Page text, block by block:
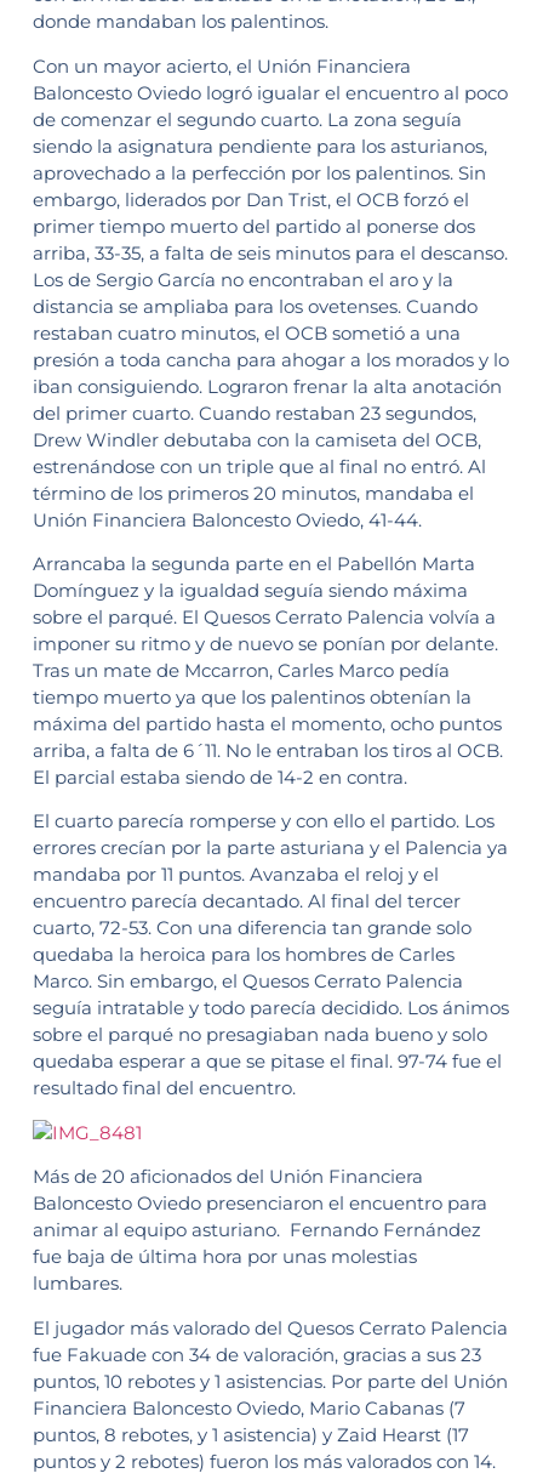
donde mandaban los palentinos.
Con un mayor acierto, el Unión Financiera
Baloncesto Oviedo logró igualar el encuentro al poco
de comenzar el segundo cuarto. La zona seguía
siendo la asignatura pendiente para los asturianos,
aprovechado a la perfección por los palentinos. Sin
embargo, liderados por Dan Trist, el OCB forzó el
primer tiempo muerto del partido al ponerse dos
arriba, 33-35, a falta de seis minutos para el descanso.
Los de Sergio García no encontraban el aro y la
distancia se ampliaba para los ovetenses. Cuando
restaban cuatro minutos, el OCB sometió a una
presión a toda cancha para ahogar a los morados y lo
iban consiguiendo. Lograron frenar la alta anotación
del primer cuarto. Cuando restaban 23 segundos,
Drew Windler debutaba con la camiseta del OCB,
estrenándose con un triple que al final no entró. Al
término de los primeros 20 minutos, mandaba el
Unión Financiera Baloncesto Oviedo, 41-44.
Arrancaba la segunda parte en el Pabellón Marta
Domínguez y la igualdad seguía siendo máxima
sobre el parqué. El Quesos Cerrato Palencia volvía a
imponer su ritmo y de nuevo se ponían por delante.
Tras un mate de Mccarron, Carles Marco pedía
tiempo muerto ya que los palentinos obtenían la
máxima del partido hasta el momento, ocho puntos
arriba, a falta de 6´11. No le entraban los tiros al OCB.
El parcial estaba siendo de 14-2 en contra.
El cuarto parecía romperse y con ello el partido. Los
errores crecían por la parte asturiana y el Palencia ya
mandaba por 11 puntos. Avanzaba el reloj y el
encuentro parecía decantado. Al final del tercer
cuarto, 72-53. Con una diferencia tan grande solo
quedaba la heroica para los hombres de Carles
Marco. Sin embargo, el Quesos Cerrato Palencia
seguía intratable y todo parecía decidido. Los ánimos
sobre el parqué no presagiaban nada bueno y solo
quedaba esperar a que se pitase el final. 97-74 fue el
resultado final del encuentro.
Más de 20 aficionados del Unión Financiera
Baloncesto Oviedo presenciaron el encuentro para
animar al equipo asturiano. Fernando Fernández
fue baja de última hora por unas molestias
lumbares.
El jugador más valorado del Quesos Cerrato Palencia
fue Fakuade con 34 de valoración, gracias a sus 23
puntos, 10 rebotes y 1 asistencias. Por parte del Unión
Financiera Baloncesto Oviedo, Mario Cabanas (7
puntos, 8 rebotes, y 1 asistencia) y Zaid Hearst (17
puntos y 2 rebotes) fueron los más valorados con 14.